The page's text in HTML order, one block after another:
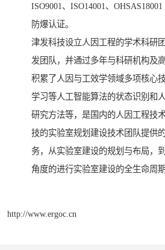
ISO9001、ISO14001、
防爆认证。
津发科技设立人因工程的学术科研
发团队，并通过多年与科研机构及
积累了人因与工效学领域多项核心
学习等人工智能算法的状态识别和
研究方法等，是国内的人因工程技
技的实验室规划建设技术团队提供
务，从实验室建设的规划与布局，
角度的进行实验室建设的全生命周期
http://www.ergoc.cn